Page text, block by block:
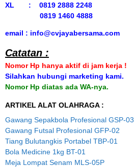
XL : 0819 2888 2248
0819 1460 4888
email : info@cvjayabersama.com
Catatan :
Nomor Hp hanya aktif di jam kerja !
Silahkan hubungi marketing kami.
Nomor Hp diatas ada WA-nya.
ARTIKEL ALAT OLAHRAGA :
Gawang Sepakbola Profesional GSP-03
Gawang Futsal Profesional GFP-02
Tiang Bulutangkis Portabel TBP-01
Bola Medicine 1kg BT-01
Meja Lompat Senam MLS-05P